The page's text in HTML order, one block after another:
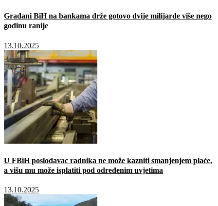
Građani BiH na bankama drže gotovo dvije milijarde više nego
godinu ranije
13.10.2025
U FBiH poslodavac radnika ne može kazniti smanjenjem plaće,
a višu mu može isplatiti pod određenim uvjetima
13.10.2025